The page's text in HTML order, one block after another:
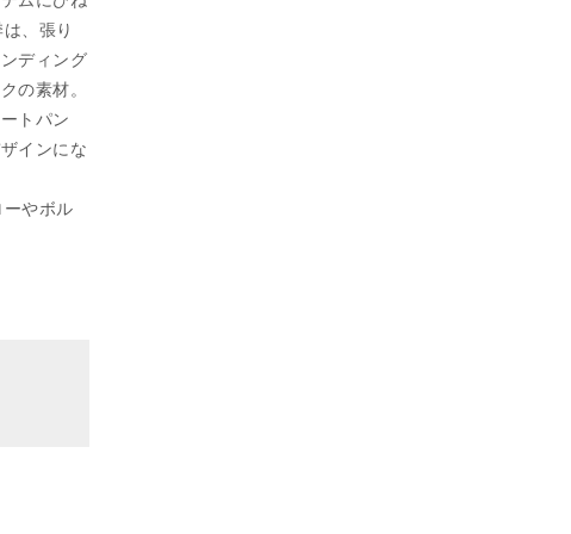
、張り
ディング
の素材。
トパン
インにな
やボル